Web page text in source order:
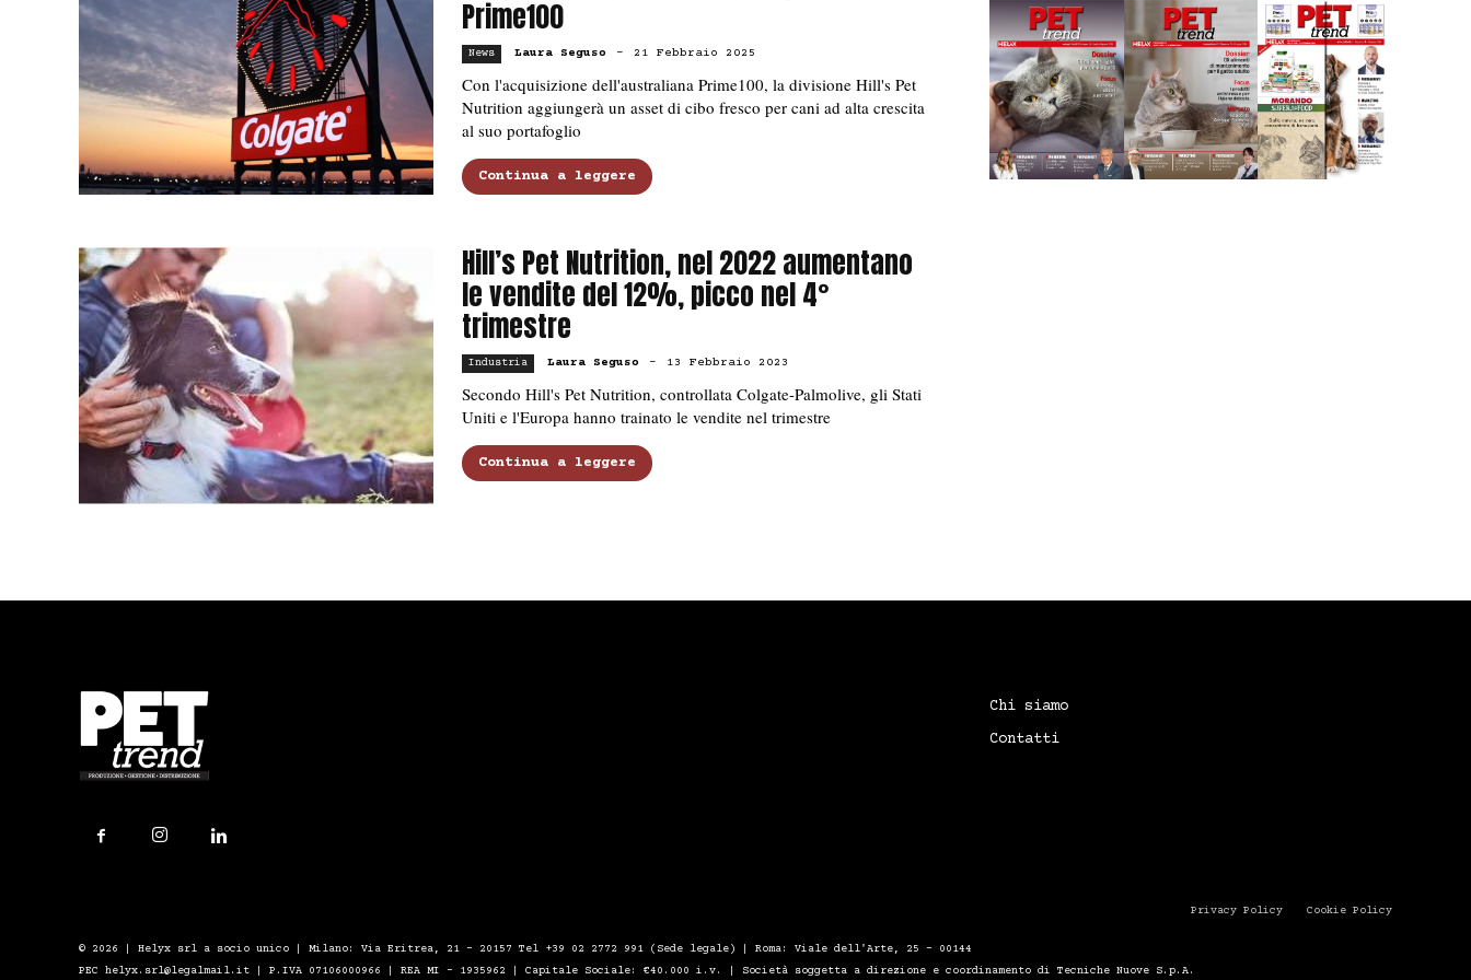
Prime100
News Laura Seguso - 21 Febbraio 2025
Con l'acquisizione dell'australiana Prime100, la divisione Hill's Pet
Nutrition aggiungerà un asset di cibo fresco per cani ad alta crescita
al suo portafoglio
Continua a leggere
Hill’s Pet Nutrition, nel 2022 aumentano
le vendite del 12%, picco nel 4°
trimestre
Industria Laura Seguso - 13 Febbraio 2023
Secondo Hill's Pet Nutrition, controllata Colgate-Palmolive, gli Stati
Uniti e l'Europa hanno trainato le vendite nel trimestre
Continua a leggere
Chi siamo
Contatti
Privacy Policy Cookie Policy
© 2026 | Helyx srl a socio unico | Milano: Via Eritrea, 21 – 20157 Tel +39 02 2772 991 (Sede legale) | Roma: Viale dell'Arte, 25 - 00144
PEC helyx.srl@legalmail.it | P.IVA 07106000966 | REA MI - 1935962 | Capitale Sociale: €40.000 i.v. | Società soggetta a direzione e coordinamento di Tecniche Nuove S.p.A.